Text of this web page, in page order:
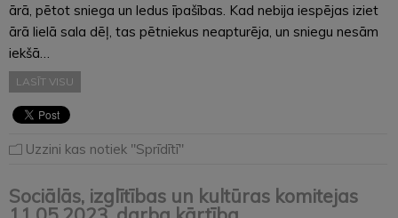
ārā, pētot sniega un ledus īpašības. Kad nebija iespējas iziet
ārā lielā sala dēļ, tas pētniekus neapturēja, un sniegu nesām
iekšā…
LASĪT VISU
Uzzini kas notiek "Sprīdītī"
Sociālās, izglītības un kultūras komitejas